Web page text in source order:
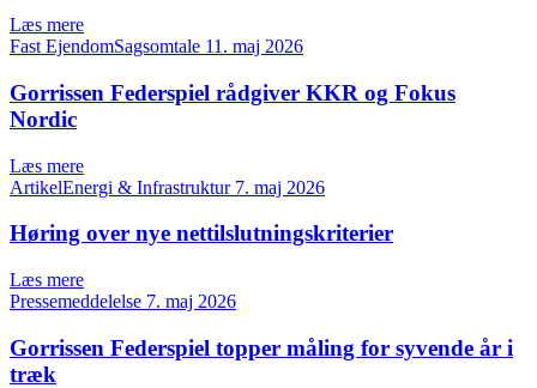
Læs mere
Fast EjendomSagsomtale 11. maj 2026
Gorrissen Federspiel rådgiver KKR og Fokus
Nordic
Læs mere
ArtikelEnergi & Infrastruktur 7. maj 2026
Høring over nye nettilslutningskriterier
Læs mere
Pressemeddelelse 7. maj 2026
Gorrissen Federspiel topper måling for syvende år i
træk